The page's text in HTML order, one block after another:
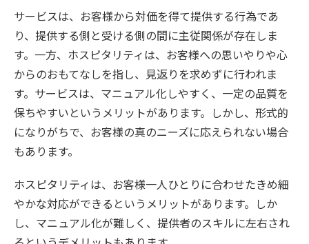
サービスは、お客様から対価を得て提供する行為であ
り、提供する側と受ける側の間に主従関係が存在しま
す。一方、ホスピタリティは、お客様への思いやりや心
からのおもてなしを指し、見返りを求めずに行われま
す。サービスは、マニュアル化しやすく、一定の品質を
保ちやすいというメリットがあります。しかし、形式的
になりがちで、お客様の真のニーズに応えられない場合
もあります。
ホスピタリティは、お客様一人ひとりに合わせたきめ細
やかな対応ができるというメリットがあります。しか
し、マニュアル化が難しく、提供者のスキルに左右され